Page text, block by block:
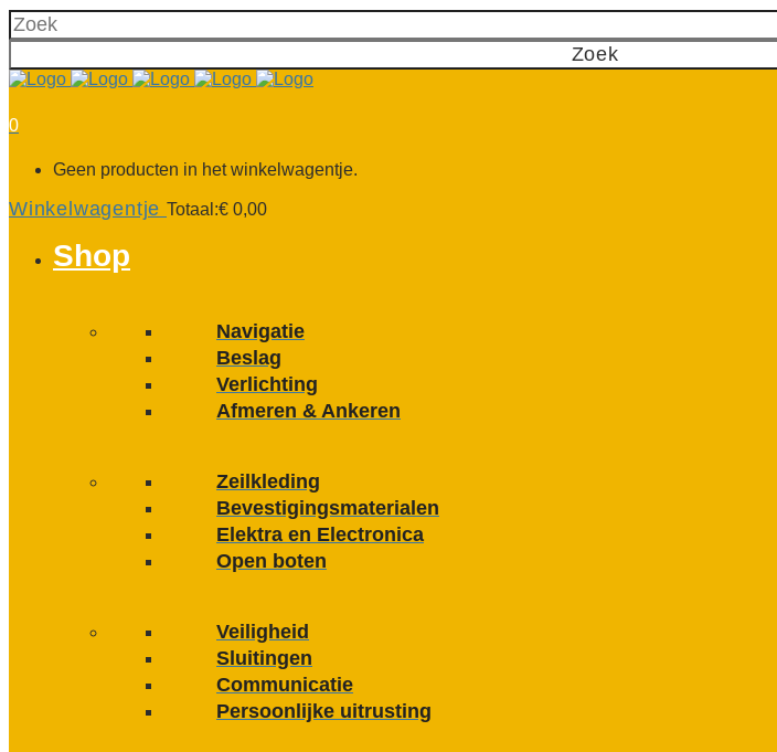
0
Geen producten in het winkelwagentje.
Winkelwagentje Totaal:€ 0,00
Shop
Navigatie
Beslag
Verlichting
Afmeren & Ankeren
Zeilkleding
Bevestigings­­materialen
Elektra en Electronica
Open boten
Veiligheid
Sluitingen
Communicatie
Persoonlijke uitrusting